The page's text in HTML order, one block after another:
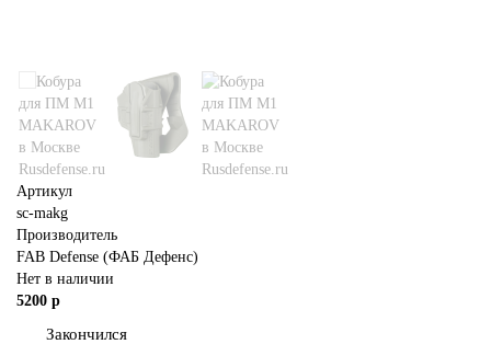
Артикул
sc-makg
Производитель
FAB Defense (ФАБ Дефенс)
Нет в наличии
5200 р
Закончился